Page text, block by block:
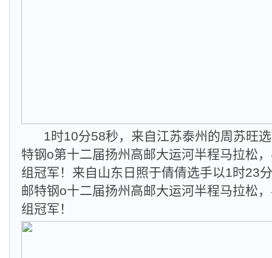
1时10分58秒，来自江苏泰州的周苏旺
特钢o第十二届扬州高邮大运河半程马拉松
组冠军！来自山东日照于倩倩选手以1时23
邮特钢o十二届扬州高邮大运河半程马拉松
组冠军！